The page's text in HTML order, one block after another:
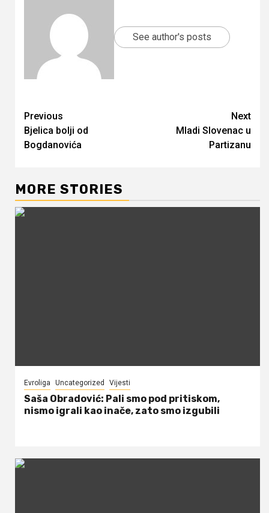
See author's posts
Continue
Reading
Previous
Bjelica bolji od
Bogdanovića
Next
Mladi Slovenac u
Partizanu
MORE STORIES
Evroliga Uncategorized Vijesti
Saša Obradović: Pali smo pod pritiskom,
nismo igrali kao inače, zato smo izgubili